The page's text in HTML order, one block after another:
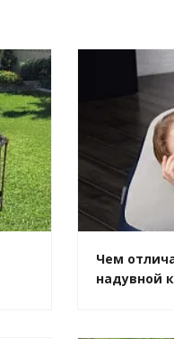
Чем
надувной